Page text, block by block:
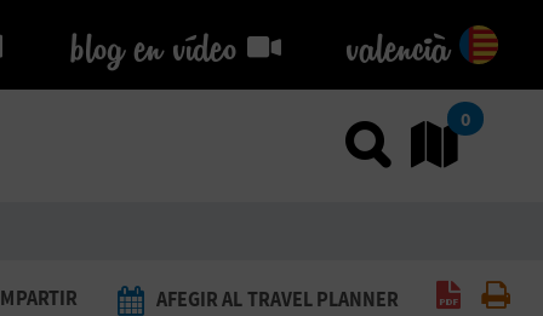
blog en vídeo
blog en vídeo valencià
Usar el
0
AFEGIR AL TRAVEL PLANNER Generar